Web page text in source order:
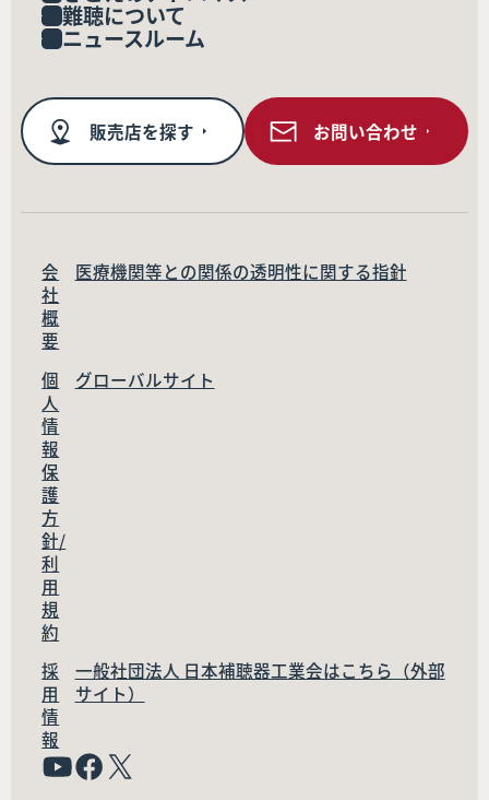
難聴について
ニュースルーム
販売店を探す お問い合わせ
会
社
概
要
医療機関等との関係の透明性に関する指針
個
人
情
報
保
護
方
針/
利
用
規
約
グローバルサイト
採
用
情
報
一般社団法人 日本補聴器工業会はこちら（外部
サイト）